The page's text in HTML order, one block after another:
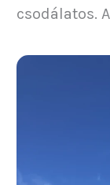
csodálatos.